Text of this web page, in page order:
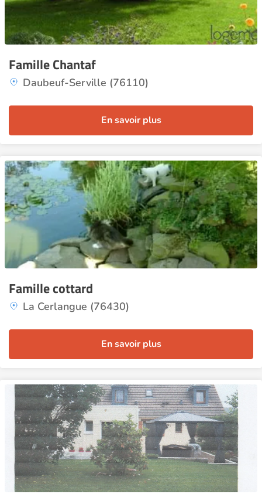
Famille Chantaf
Daubeuf-Serville (76110)
En savoir plus
Famille cottard
La Cerlangue (76430)
En savoir plus